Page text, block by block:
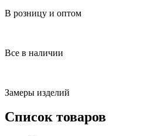
В розницу и оптом
Все в наличии
Замеры изделий
Список товаров